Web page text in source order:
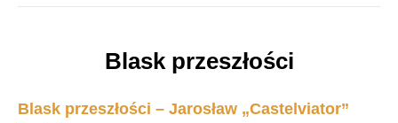
Blask przeszłości
Blask przeszłości – Jarosław „Castelviator”